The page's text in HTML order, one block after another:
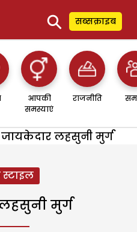
⚲ सब्सक्राइब
आपकी
समस्याएं
राजनीति
जायकेदार लहसुनी मुर्ग
मुर्ग